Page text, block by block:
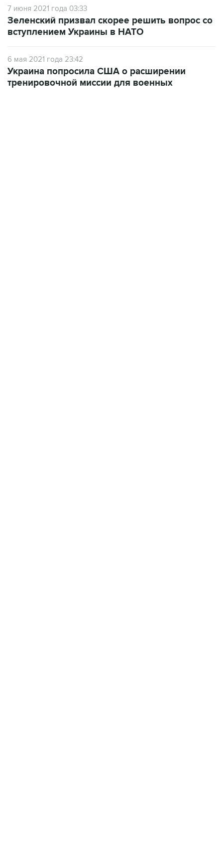
7 июня 2021 года 03:33
Зеленский призвал скорее решить вопрос со
вступлением Украины в НАТО
6 мая 2021 года 23:42
Украина попросила США о расширении
тренировочной миссии для военных